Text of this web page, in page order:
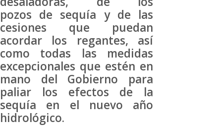
pozos de sequía y de las
cesiones que puedan
acordar los regantes, así
como todas las medidas
excepcionales que estén en
mano del Gobierno para
paliar los efectos de la
sequía en el nuevo año
hidrológico.